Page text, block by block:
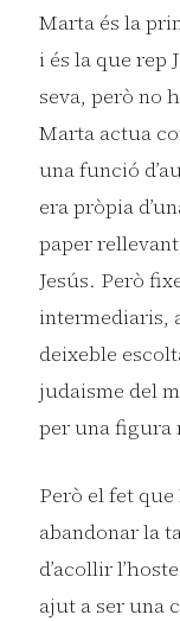
Marta és la
i és la que rep
seva, però no
Marta actua
una funció
era pròpia
paper
Jesús. Però
intermediaris,
deixeble
judaisme del
per una figura
Però el fet
abandonar la
d’acollir
ajut a ser una